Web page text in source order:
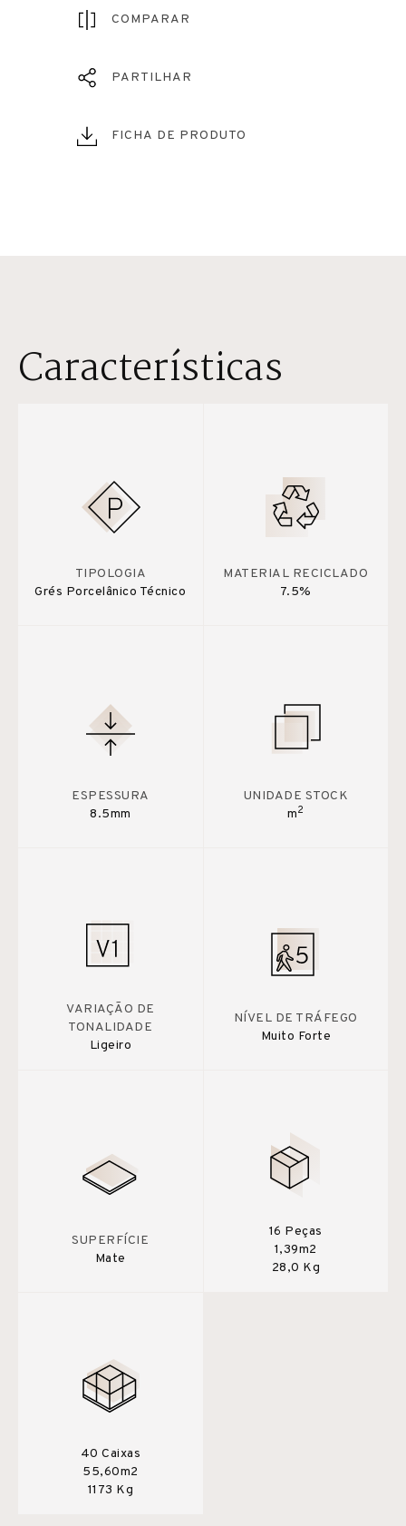
COMPARAR
PARTILHAR
FICHA DE PRODUTO
Características
TIPOLOGIA
Grés Porcelânico Técnico
MATERIAL RECICLADO
7.5%
ESPESSURA
8.5mm
UNIDADE STOCK
m2
VARIAÇÃO DE
TONALIDADE
Ligeiro
NÍVEL DE TRÁFEGO
Muito Forte
SUPERFÍCIE
Mate
16 Peças
1,39m2
28,0 Kg
40 Caixas
55,60m2
1173 Kg